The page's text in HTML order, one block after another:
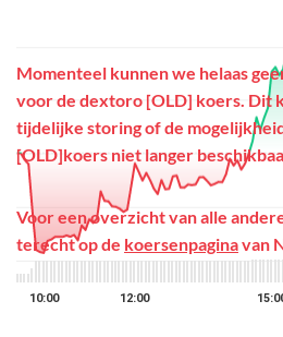
Momenteel kunnen we helaas
voor de dextoro [OLD] koers. Dit
tijdelijke storing of de
[OLD]koers niet langer
Voor een overzicht van alle
terecht op de koersenpaginavan